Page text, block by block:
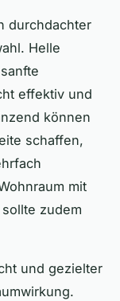
durchdachter
Helle
effektiv und
können
schaffen,
mit
zudem
und gezielter